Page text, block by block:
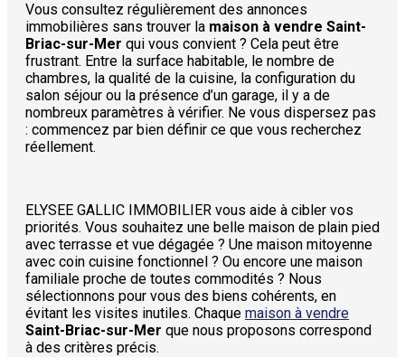
Vous consultez régulièrement des annonces
immobilières sans trouver la maison à vendre Saint-
Briac-sur-Mer qui vous convient ? Cela peut être
frustrant. Entre la surface habitable, le nombre de
chambres, la qualité de la cuisine, la configuration du
salon séjour ou la présence d’un garage, il y a de
nombreux paramètres à vérifier. Ne vous dispersez pas
: commencez par bien définir ce que vous recherchez
réellement.
ELYSEE GALLIC IMMOBILIER vous aide à cibler vos
priorités. Vous souhaitez une belle maison de plain pied
avec terrasse et vue dégagée ? Une maison mitoyenne
avec coin cuisine fonctionnel ? Ou encore une maison
familiale proche de toutes commodités ? Nous
sélectionnons pour vous des biens cohérents, en
évitant les visites inutiles. Chaque maison à vendre
Saint-Briac-sur-Mer que nous proposons correspond
à des critères précis.